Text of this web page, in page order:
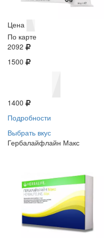
Цена
По карте
2092
1500
1400
Подробности
Выбрать вкус
Гербалайфлайн Макс